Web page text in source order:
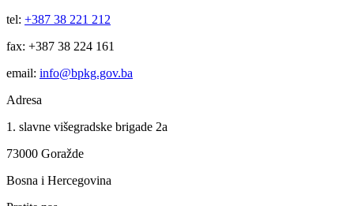
Čine se sve operativne, neophodne radnje na rasvjetljavanju pokušaja
18.01.2023